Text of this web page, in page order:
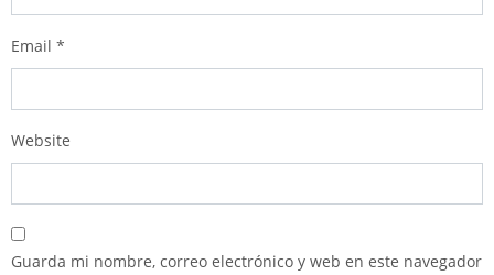
Email *
Website
Guarda mi nombre, correo electrónico y web en este navegador